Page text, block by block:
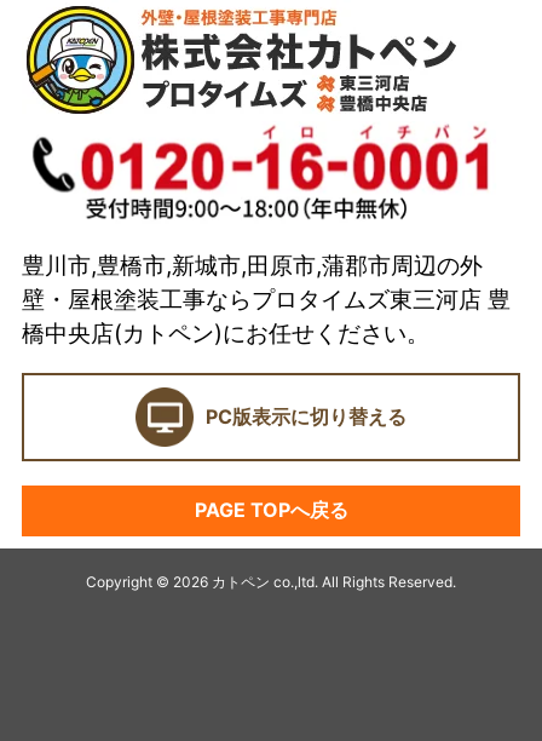
会社概要
代表取締役 加藤宜久よりご挨拶
イベント
選ばれている理由とは？
カトペンの技術力
当店の強み
ショールーム
契約前に確認したい業者選びの7つのポイント
外壁塗装セミナー
豊川市,豊橋市,新城市,田原市,蒲郡市周辺の外
壁・屋根塗装工事ならプロタイムズ東三河店 豊
橋中央店(カトペン)にお任せください。
PC版表示に切り替える
PAGE TOPへ戻る
Copyright © 2026 カトペン co.,ltd. All Rights Reserved.